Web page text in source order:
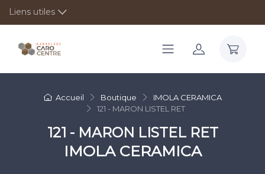
Liens utiles
Accueil Boutique
IMOLA CERAMICA
121 - MARON LISTEL RET
121 - MARON LISTEL RET
IMOLA CERAMICA